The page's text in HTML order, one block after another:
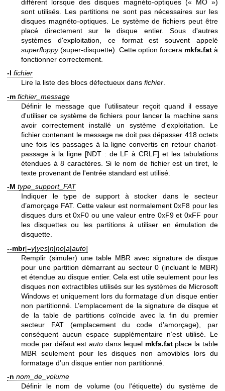
différent lorsque des disques magnéto-optiques (« MO »)
sont utilisés. Les partitions ne sont pas nécessaires sur les
disques magnéto-optiques. Le système de fichiers peut être
placé directement sur le disque entier. Sous d'autres
systèmes d'exploitation, ce format est souvent appelé
superfloppy(super-disquette). Cette option forcera mkfs.fat à
fonctionner correctement.
-l fichier
Lire la liste des blocs défectueux dans fichier.
-m fichier_message
Définir le message que l'utilisateur reçoit quand il essaye
d'utiliser ce système de fichiers pour lancer la machine sans
avoir correctement installé un système d'exploitation. Le
fichier contenant le message ne doit pas dépasser 418 octets
une fois les passages à la ligne convertis en retour chariot-
passage à la ligne [NDT : de LF à CRLF] et les tabulations
étendues à 8 caractères. Si le nom de fichier est un tiret, le
texte provenant de l'entrée standard est utilisé.
-M type_support_FAT
Indiquer le type de support à stocker dans le secteur
d’amorçage FAT. Cette valeur est normalement 0xF8 pour les
disques durs et 0xF0 ou une valeur entre 0xF9 et 0xFF pour
les disquettes ou les partitions à utiliser en émulation de
disquette.
--mbr[=y|yes|n|no|a|auto]
Remplir (simuler) une table MBR avec signature de disque
pour une partition démarrant au secteur 0 (incluant le MBR)
et étendue au disque entier. Cela est utile seulement pour les
disques non extractibles utilisés sur les systèmes de Microsoft
Windows et uniquement lors du formatage d’un disque entier
non partitionné. L’emplacement de la signature de disque et
de la table de partitions coïncide avec la fin du premier
secteur FAT (emplacement du code d’amorçage), par
conséquent aucun espace supplémentaire n’est utilisé. Le
mode par défaut estauto dans lequel mkfs.fatplace la table
MBR seulement pour les disques non amovibles lors du
formatage d’un disque entier non partitionné.
-n nom_de_volume
Définir le nom de volume (ou l'étiquette) du système de